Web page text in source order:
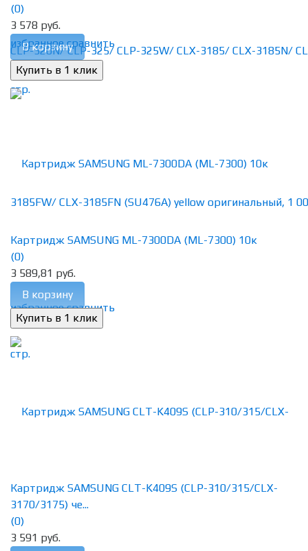
избранное сравнить
(0)
3 578 руб.
В корзину
избранное сравнить
Картридж SAMSUNG ML-7300DA (ML-7300) 10к
(0)
3 589,81 руб.
В корзину
Картридж SAMSUNG CLT-K409S (CLP-310/315/CLX-
3170/3175) че...
(0)
3 591 руб.